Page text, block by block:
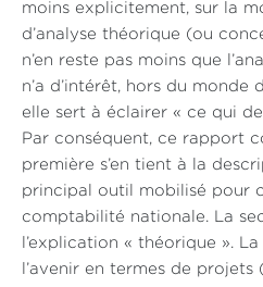
moins explicitement, sur la
d’analyse théorique (ou
n’en reste pas moins que
n’a d’intérêt, hors du monde
elle sert à éclairer « ce qui
Par conséquent, ce rapport
première s’en tient à la
principal outil mobilisé pour
comptabilité nationale. La
l’explication « théorique ».
l’avenir en termes de